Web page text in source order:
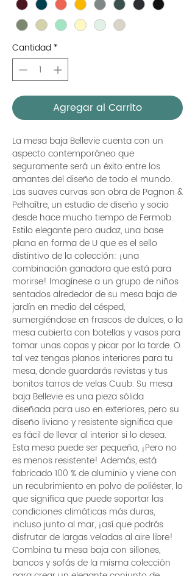
Cantidad *
Agregar al Carrito
La mesa baja Bellevie cuenta con un
aspecto contemporáneo que
seguramente será un éxito entre los
amantes del diseño de todo el mundo.
Las suaves curvas son obra de Pagnon &
Pelhaître, un estudio de diseño y socio
desde hace mucho tiempo de Fermob.
Estilo elegante pero audaz, una base
plana en forma de U que es el sello
distintivo de la colección: ¡una
combinación ganadora que está para
morirse! Imagínese a un grupo de niños
sentados alrededor de su mesa baja de
jardín en medio del césped,
sumergiéndose en frascos de dulces, o la
mesa cubierta con botellas y vasos para
tomar unas copas y picar por la tarde. O
tal vez tengas planos interiores para tu
mesa, donde guardarás revistas y tus
bonitos tarros de velas Cuub. Su mesa
baja Bellevie es una pieza sólida
diseñada para uso en exteriores, pero su
diseño liviano y resistente significa que
es fácil de llevar al interior si lo desea.
Esta mesa puede ser pequeña, ¡Pero no
es menos resistente! Además, está
fabricado 100 % de aluminio y viene con
un recubrimiento en polvo de poliéster, lo
que significa que puede soportar las
condiciones climáticas más duras,
incluso junto al mar, ¡así que podrás
disfrutar de largas veladas al aire libre!
Combina tu mesa baja con sillones,
bancos y sofás de la misma colección